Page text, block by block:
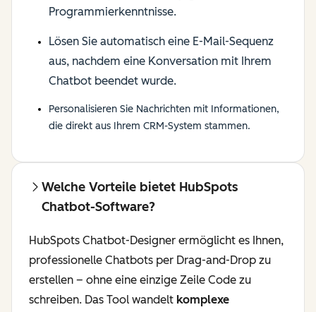
Programmierkenntnisse.
Lösen Sie automatisch eine E-Mail-Sequenz
aus, nachdem eine Konversation mit Ihrem
Chatbot beendet wurde.
Personalisieren Sie Nachrichten mit Informationen,
die direkt aus Ihrem CRM-System stammen.
Welche Vorteile bietet HubSpots
Chatbot-Software?
HubSpots Chatbot-Designer ermöglicht es Ihnen,
professionelle Chatbots per Drag-and-Drop zu
erstellen – ohne eine einzige Zeile Code zu
schreiben. Das Tool wandelt komplexe